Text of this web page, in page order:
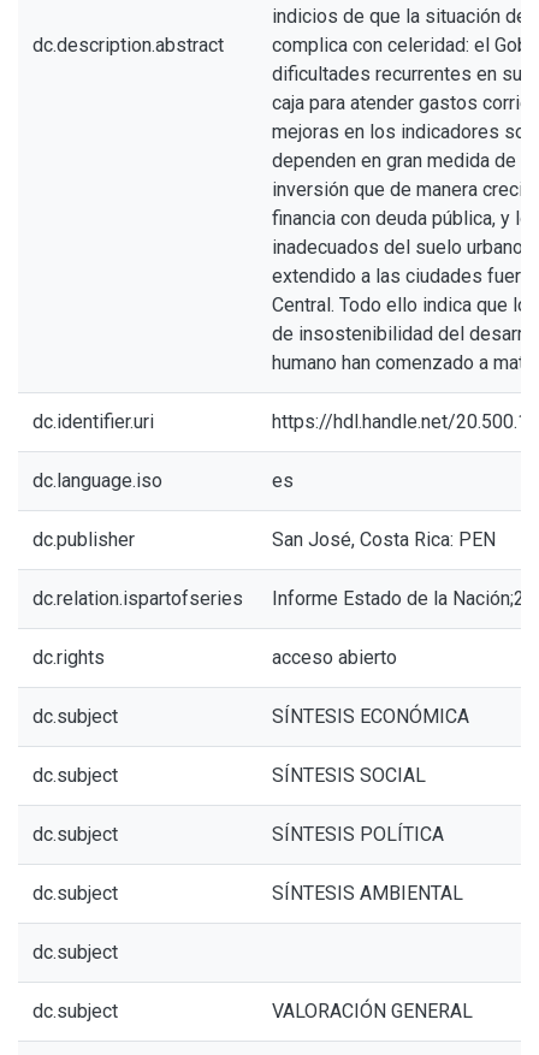
dc.description.abstract
indicios de que la situación del
complica con celeridad: el
dificultades recurrentes en su
caja para atender gastos
mejoras en los indicadores
dependen en gran medida de
inversión que de manera
financia con deuda pública, y
inadecuados del suelo urbano
extendido a las ciudades fuera
Central. Todo ello indica que
de insostenibilidad del
humano han comenzado a
dc.identifier.uri https://hdl.handle.net/
dc.language.iso es
dc.publisher San José, Costa Rica: PEN
dc.relation.ispartofseries Informe Estado de la
dc.rights acceso abierto
dc.subject SÍNTESIS ECONÓMICA
dc.subject SÍNTESIS SOCIAL
dc.subject SÍNTESIS POLÍTICA
dc.subject SÍNTESIS AMBIENTAL
dc.subject
dc.subject VALORACIÓN GENERAL